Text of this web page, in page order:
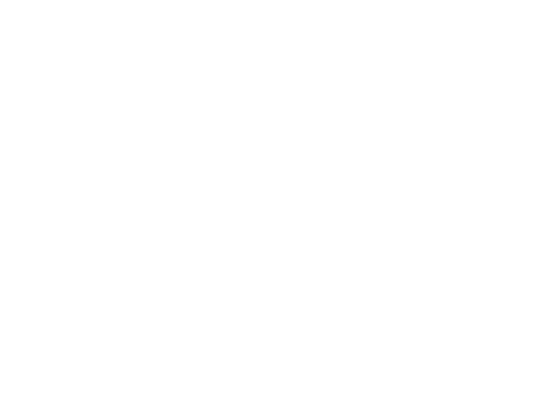
Desidero rimanere aggiornato sulle ultime novità